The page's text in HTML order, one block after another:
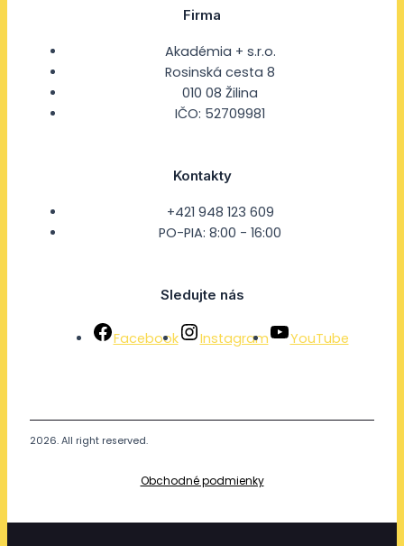
Firma
Akadémia + s.r.o.
Rosinská cesta 8
010 08 Žilina
IČO: 52709981
Kontakty
+421 948 123 609
PO-PIA: 8:00 - 16:00
Sledujte nás
Facebook Instagram YouTube
2026. All right reserved.
Obchodné podmienky